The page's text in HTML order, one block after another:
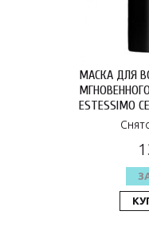
МАСКА ДЛЯ
ESTESSIMO
700 ГР 1632ЕП